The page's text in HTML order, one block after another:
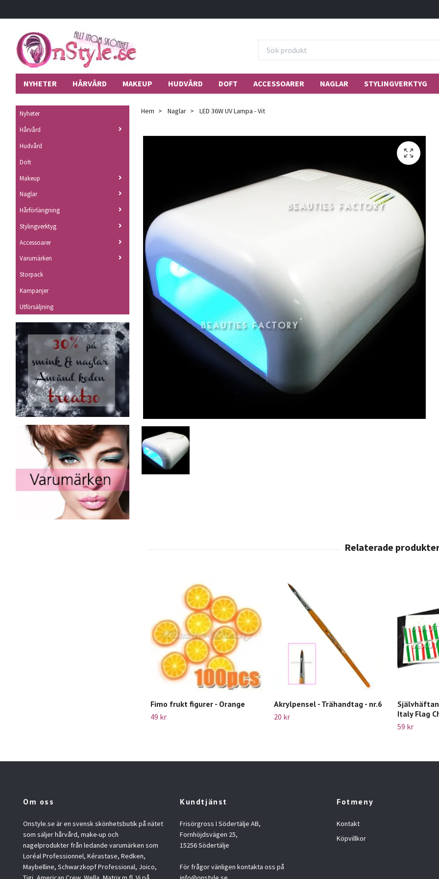
NYHETER HÅRVÅRD MAKEUP HUDVÅRD DOFT ACCESSOARER NAGLAR STYLINGVERKTYG
Nyheter
Hårvård
Hudvård
Doft
Makeup
Naglar
Hårförlängning
Stylingverktyg
Accessoarer
Varumärken
Storpack
Kampanjer
Utförsäljning
Hem Naglar LED 36W UV Lampa - Vit
Fimo frukt figurer - Orange
49 kr
Akrylpensel - Trähandtag - nr.6
20 kr
Italy Flag
59 kr
Om oss
Onstyle.se är en svensk skönhetsbutik på nätet
som säljer hårvård, make-up och
nagelprodukter från ledande varumärken som
Loréal Professionnel, Kérastase, Redken,
Maybelline, Schwarzkopf Professional, Joico,
Kundtjänst
Frisörgross I Södertälje AB,
Fornhöjdsvägen 25,
15256 Södertälje
För frågor vänligen kontakta oss på
Fotmeny
Kontakt
Köpvillkor